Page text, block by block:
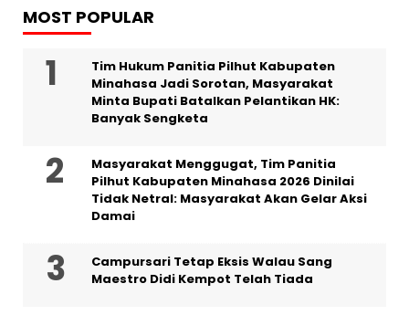
MOST POPULAR
Tim Hukum Panitia Pilhut Kabupaten
Minahasa Jadi Sorotan, Masyarakat
Minta Bupati Batalkan Pelantikan HK:
Banyak Sengketa
Masyarakat Menggugat, Tim Panitia
Pilhut Kabupaten Minahasa 2026 Dinilai
Tidak Netral: Masyarakat Akan Gelar Aksi
Damai
Campursari Tetap Eksis Walau Sang
Maestro Didi Kempot Telah Tiada